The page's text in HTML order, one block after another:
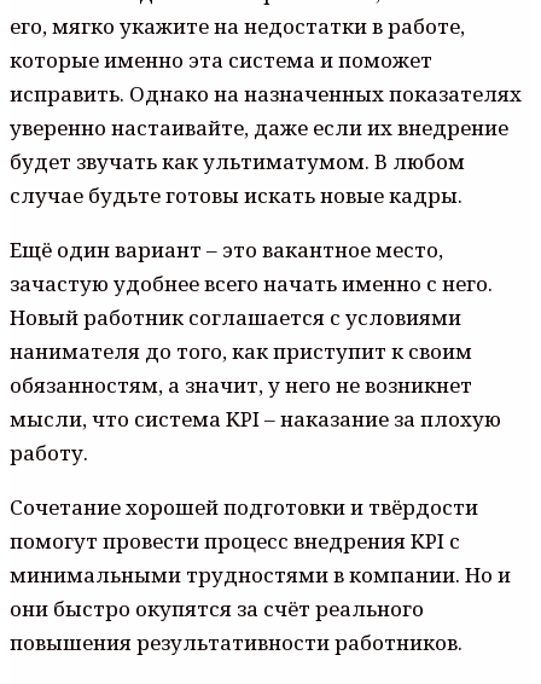
его, мягко укажите на недостатки в работе,
которые именно эта система и поможет
исправить. Однако на назначенных показателях
уверенно настаивайте, даже если их внедрение
будет звучать как ультиматумом. В любом
случае будьте готовы искать новые кадры.
Ещё один вариант – это вакантное место,
зачастую удобнее всего начать именно с него.
Новый работник соглашается с условиями
нанимателя до того, как приступит к своим
обязанностям, а значит, у него не возникнет
мысли, что система KPI – наказание за плохую
работу.
Сочетание хорошей подготовки и твёрдости
помогут провести процесс внедрения KPI с
минимальными трудностями в компании. Но и
они быстро окупятся за счёт реального
повышения результативности работников.